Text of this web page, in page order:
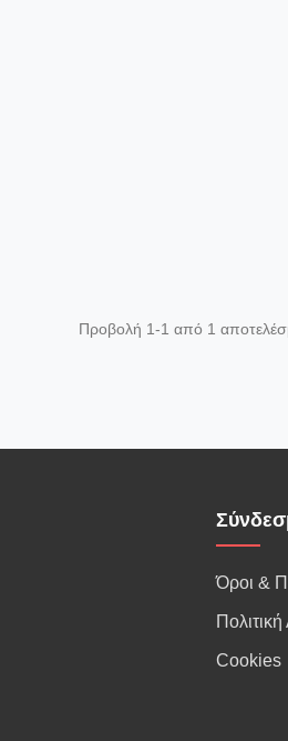
Προβολή 1-1 από 1
Όροι &
Cookies